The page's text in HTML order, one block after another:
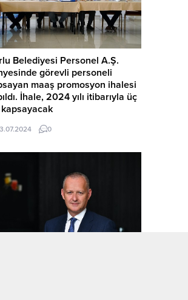
Belediyesi Personel A.Ş.
görevli personeli
maaş promosyon ihalesi
İhale, 2024 yılı itibarıyla üç
kapsayacak
şubesinin katılımıyla
ihalede ihale
şube müdür ve yetkilileri
açıldı.
0